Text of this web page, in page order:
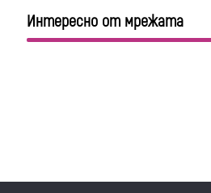
Интересно от мрежата